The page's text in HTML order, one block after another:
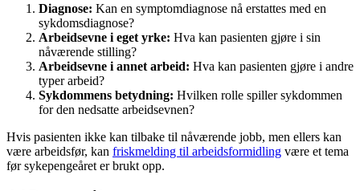
Diagnose: Kan en symptomdiagnose nå erstattes med en
sykdomsdiagnose?
Arbeidsevne i eget yrke: Hva kan pasienten gjøre i sin
nåværende stilling?
Arbeidsevne i annet arbeid: Hva kan pasienten gjøre i andre
typer arbeid?
Sykdommens betydning: Hvilken rolle spiller sykdommen
for den nedsatte arbeidsevnen?
Hvis pasienten ikke kan tilbake til nåværende jobb, men ellers kan
være arbeidsfør, kan friskmelding til arbeidsformidling være et tema
før sykepengeåret er brukt opp.